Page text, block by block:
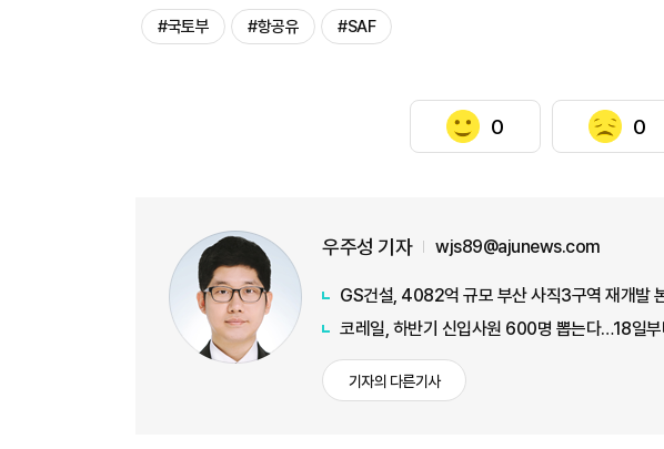
#국토부 #항공유 #SAF
0 0
우주성 기자 wjs89@ajunews.com
GS건설, 4082억 규모 부산 사직3구역 재개발
코레일, 하반기 신입사원 600명 뽑는다…18일부
기자의 다른기사